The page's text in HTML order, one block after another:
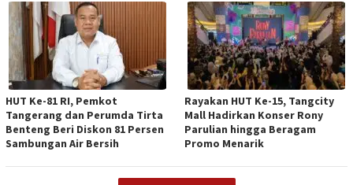
HUT Ke-81 RI, Pemkot
Tangerang dan Perumda Tirta
Benteng Beri Diskon 81 Persen
Sambungan Air Bersih
Rayakan HUT Ke-15, Tangcity
Mall Hadirkan Konser Rony
Parulian hingga Beragam
Promo Menarik